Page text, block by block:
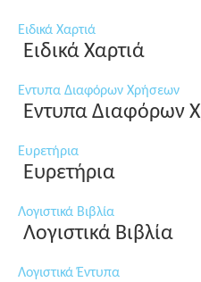
Ειδικά Χαρτιά
Ειδικά Χαρτιά
Εντυπα Διαφόρων Χρήσεων
Εντυπα Διαφόρων
Ευρετήρια
Ευρετήρια
Λογιστικά Βιβλία
Λογιστικά Βιβλία
Λογιστικά Έντυπα